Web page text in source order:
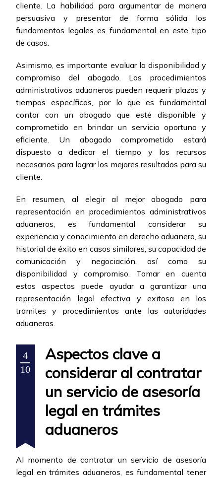
cliente. La habilidad para argumentar de manera
persuasiva y presentar de forma sólida los
fundamentos legales es fundamental en este tipo
de casos.
Asimismo, es importante evaluar la disponibilidad y
compromiso del abogado. Los procedimientos
administrativos aduaneros pueden requerir plazos y
tiempos específicos, por lo que es fundamental
contar con un abogado que esté disponible y
comprometido en brindar un servicio oportuno y
eficiente. Un abogado comprometido estará
dispuesto a dedicar el tiempo y los recursos
necesarios para lograr los mejores resultados para su
cliente.
En resumen, al elegir al mejor abogado para
representación en procedimientos administrativos
aduaneros, es fundamental considerar su
experiencia y conocimiento en derecho aduanero, su
historial de éxito en casos similares, su capacidad de
comunicación y negociación, así como su
disponibilidad y compromiso. Tomar en cuenta
estos aspectos puede ayudar a garantizar una
representación legal efectiva y exitosa en los
trámites y procedimientos ante las autoridades
aduaneras.
4
10
Aspectos clave a
considerar al contratar
un servicio de asesoría
legal en trámites
aduaneros
Al momento de contratar un servicio de asesoría
legal en trámites aduaneros, es fundamental tener